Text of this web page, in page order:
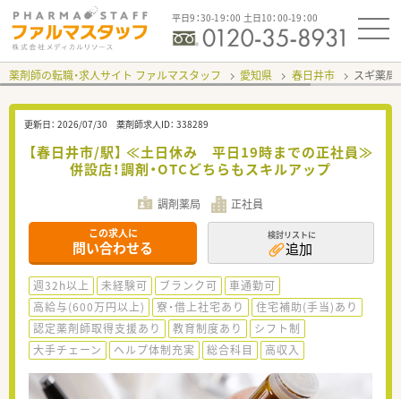
平日9：30-19：00 土日10：00-19：00
薬剤師の転職・求人サイト ファルマスタッフ 愛知県 春日井市 スギ薬
更新日： 2026/07/30 薬剤師求人ID： 338289
【春日井市/駅】 ≪土日休み 平日19時までの正社員≫
併設店！調剤・OTCどちらもスキルアップ
調剤薬局 正社員
この求人に
問い合わせる
検討リストに
追加
週32h以上 未経験可 ブランク可
車通勤可
高給与(600万円以上)
寮・借上社宅あり
住宅補助(手当)あり
認定薬剤師取得支援あり
教育制度あり
シフト制
大手チェーン
ヘルプ体制充実 総合科目 高収入